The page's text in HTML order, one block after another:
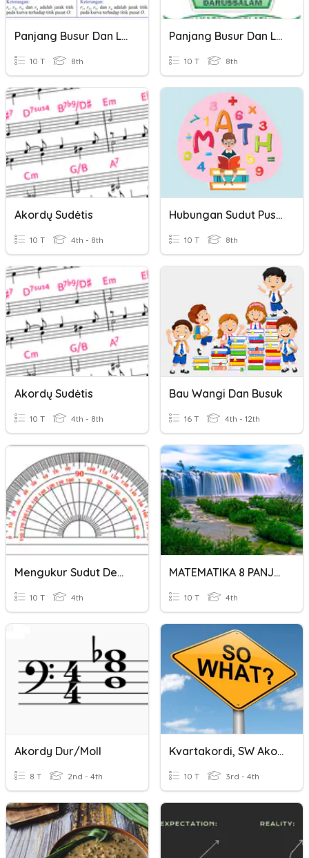
Panjang Busur Dan Luas Juring
10 T 8th
Panjang Busur Dan Luas Juring
10 T 8th
Akordų Sudėtis
10 T 4th - 8th
Hubungan Sudut Pusat, Panjang Busur Dan Luas Juring
10 T 8th
Akordų Sudėtis
10 T 4th - 8th
Bau Wangi Dan Busuk
16 T 4th - 12th
Mengukur Sudut Dengan Busur Derajat
10 T 4th
MATEMATIKA 8 PANJANG BUSUR DAN LUAS JURING
10 T 4th
Akordy Dur/moll
8 T 2nd - 4th
Kvartakordi, SW Akordi, Pamazinātā Skaņkārta.
10 T 3rd - 4th